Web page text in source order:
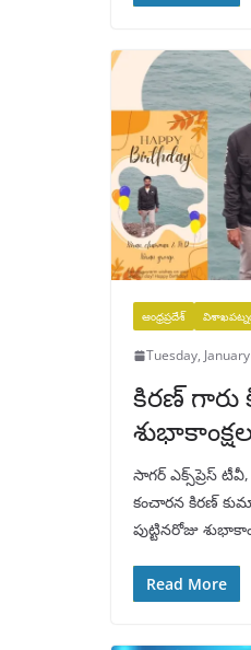
ఆంధ్రప్రదేశ్
Tuesday,
కిరణ్ గారు
సాగర్ ఎక్స్‌ప్రెస్
కంచారన కిరణ్
పుట్టినరోజు
Read More